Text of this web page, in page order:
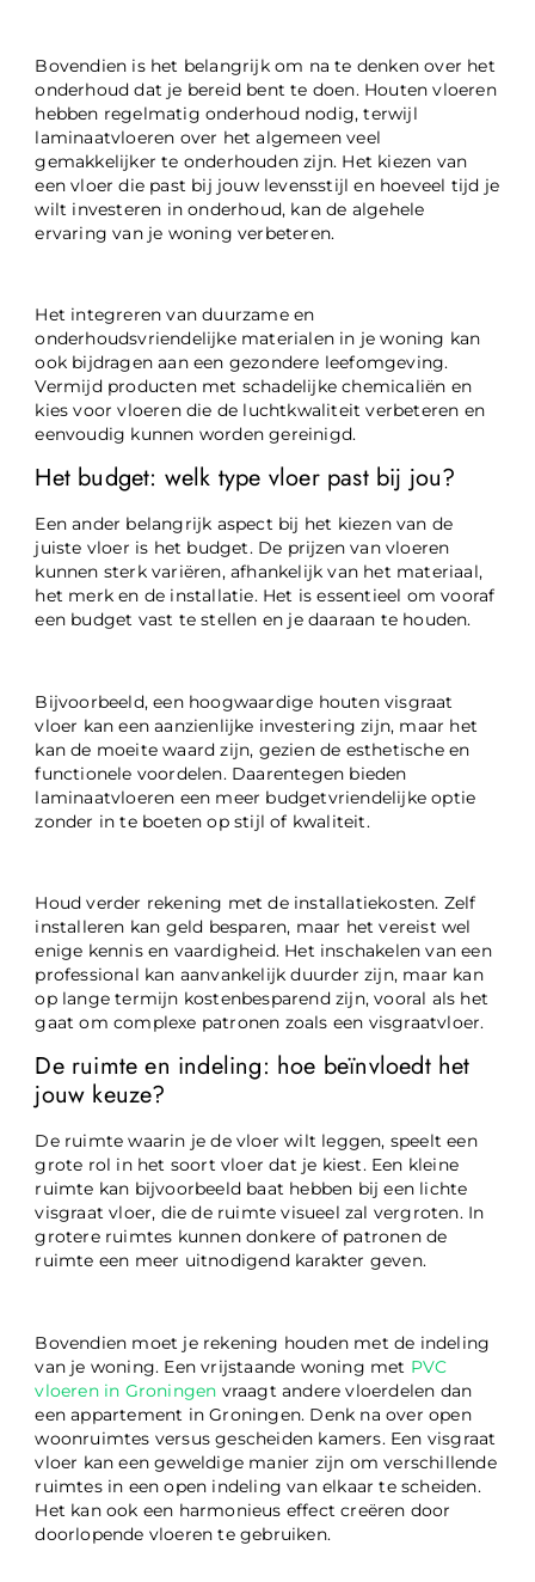
Bovendien is het belangrijk om na te denken over het
onderhoud dat je bereid bent te doen. Houten vloeren
hebben regelmatig onderhoud nodig, terwijl
laminaatvloeren over het algemeen veel
gemakkelijker te onderhouden zijn. Het kiezen van
een vloer die past bij jouw levensstijl en hoeveel tijd je
wilt investeren in onderhoud, kan de algehele
ervaring van je woning verbeteren.
Het integreren van duurzame en
onderhoudsvriendelijke materialen in je woning kan
ook bijdragen aan een gezondere leefomgeving.
Vermijd producten met schadelijke chemicaliën en
kies voor vloeren die de luchtkwaliteit verbeteren en
eenvoudig kunnen worden gereinigd.
Het budget: welk type vloer past bij jou?
Een ander belangrijk aspect bij het kiezen van de
juiste vloer is het budget. De prijzen van vloeren
kunnen sterk variëren, afhankelijk van het materiaal,
het merk en de installatie. Het is essentieel om vooraf
een budget vast te stellen en je daaraan te houden.
Bijvoorbeeld, een hoogwaardige houten visgraat
vloer kan een aanzienlijke investering zijn, maar het
kan de moeite waard zijn, gezien de esthetische en
functionele voordelen. Daarentegen bieden
laminaatvloeren een meer budgetvriendelijke optie
zonder in te boeten op stijl of kwaliteit.
Houd verder rekening met de installatiekosten. Zelf
installeren kan geld besparen, maar het vereist wel
enige kennis en vaardigheid. Het inschakelen van een
professional kan aanvankelijk duurder zijn, maar kan
op lange termijn kostenbesparend zijn, vooral als het
gaat om complexe patronen zoals een visgraatvloer.
De ruimte en indeling: hoe beïnvloedt het
jouw keuze?
De ruimte waarin je de vloer wilt leggen, speelt een
grote rol in het soort vloer dat je kiest. Een kleine
ruimte kan bijvoorbeeld baat hebben bij een lichte
visgraat vloer, die de ruimte visueel zal vergroten. In
grotere ruimtes kunnen donkere of patronen de
ruimte een meer uitnodigend karakter geven.
Bovendien moet je rekening houden met de indeling
van je woning. Een vrijstaande woning met PVC
vloeren in Groningen vraagt andere vloerdelen dan
een appartement in Groningen. Denk na over open
woonruimtes versus gescheiden kamers. Een visgraat
vloer kan een geweldige manier zijn om verschillende
ruimtes in een open indeling van elkaar te scheiden.
Het kan ook een harmonieus effect creëren door
doorlopende vloeren te gebruiken.